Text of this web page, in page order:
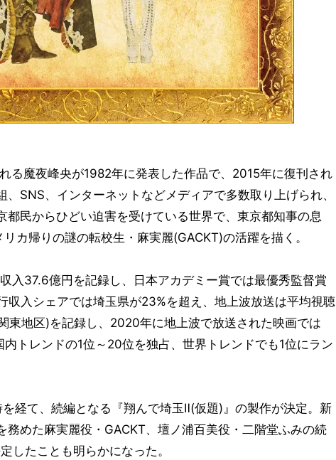
る魔夜峰央が1982年に発表した作品で、2015年に復刊され
SNS、インターネットなどメディアで多数取り上げられ、
都民からひどい迫害を受けている世界で、東京都知事の息
カ帰りの謎の転校生・麻実麗(GACKT)の活躍を描く。
入37.6億円を記録し、日本アカデミー賞では最優秀監督賞
収入シェアでは埼玉県が23%を超え、地上波放送は平均視聴
東地区)を記録し、2020年に地上波で放送された映画では
トレンドの1位～20位を独占、世界トレンドでも1位にラン
経て、続編となる『翔んで埼玉Ⅱ(仮題)』の製作が決定。新
務めた麻実麗役・GACKT、壇ノ浦百美役・二階堂ふみの続
したことも明らかになった。